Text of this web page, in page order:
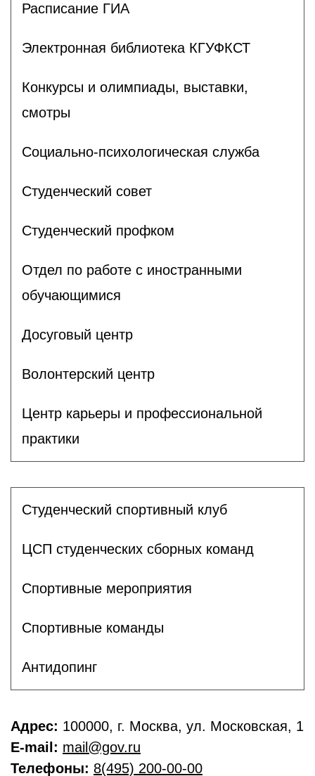
Расписание ГИА
Электронная библиотека КГУФКСТ
Конкурсы и олимпиады, выставки,
смотры
Социально-психологическая служба
Студенческий совет
Студенческий профком
Отдел по работе с иностранными
обучающимися
Досуговый центр
Волонтерский центр
Центр карьеры и профессиональной
практики
Студенческий спортивный клуб
ЦСП студенческих сборных команд
Спортивные мероприятия
Спортивные команды
Антидопинг
Адрес: 100000, г. Москва, ул. Московская, 1
E-mail: mail@gov.ru
Телефоны: 8(495) 200-00-00